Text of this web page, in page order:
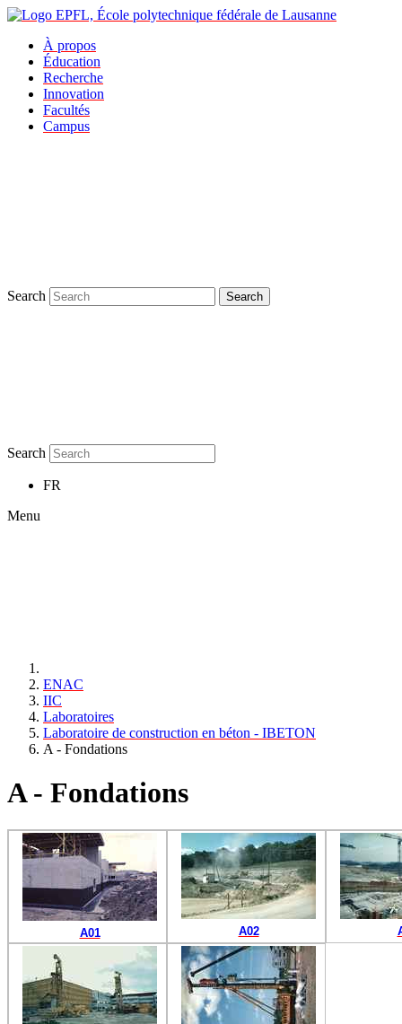
À propos
Éducation
Recherche
Innovation
Facultés
Campus
Search Search
Search
FR
Menu
ENAC
IIC
Laboratoires
Laboratoire de construction en béton - IBETON
A - Fondations
A - Fondations
A01 A02